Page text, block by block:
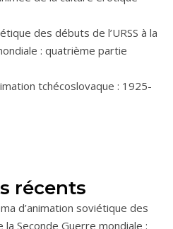
des débuts de l’URSS à la
: quatrième partie
tchécoslovaque : 1925-
récents
d’animation soviétique des
la Seconde Guerre mondiale :